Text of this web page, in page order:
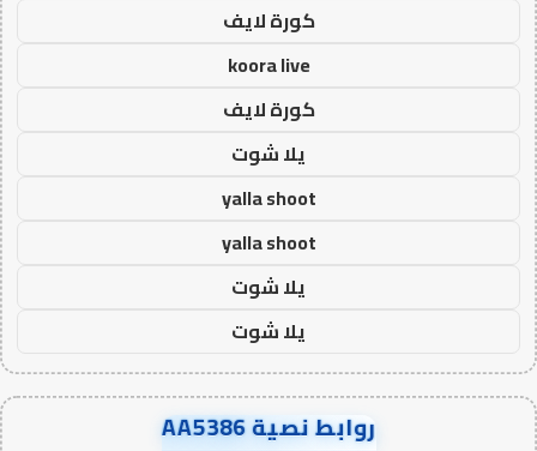
كورة لايف
koora live
كورة لايف
يلا شوت
yalla shoot
yalla shoot
يلا شوت
يلا شوت
روابط نصية AA5386